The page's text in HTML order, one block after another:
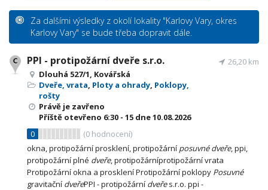
Za dalšími výsledky z okolí lokality "Karlovy Vary, okres
Karlovy Vary" se bude třeba dopravit dále.
PPI - protipožární dveře s.r.o.
Dlouhá 527/1, Kovářská
Dveře, vrata, Ploty a ohrady, Poklopy,
rošty
Právě je zavřeno
Příště otevřeno 6:30 - 15 dne 10.08.2026
0
(0 hodnocení)
26,20 km
okna, protipožární prosklení, protipožární posuvné dveře, ppi,
protipožární plné dveře, protipožárníprotipožární vrata
Protipožární okna a prosklení Protipožární poklopy Posuvné
gravitační dveřePPI - protipožární dveřes.r.o. ppi -